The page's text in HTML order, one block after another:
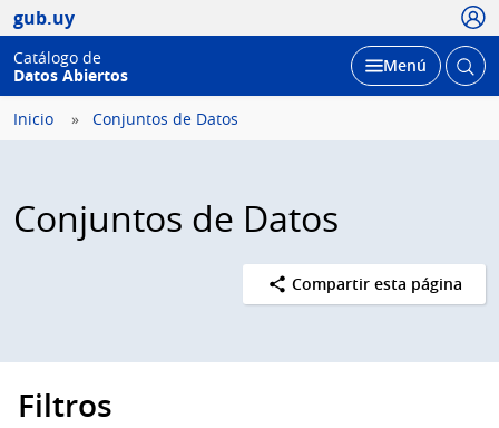
gub.uy
Catálogo de
Datos Abiertos
Desplegar
Menú Abrir
Inicio Conjuntos de Datos
Conjuntos de Datos
Compartir esta página
Filtros